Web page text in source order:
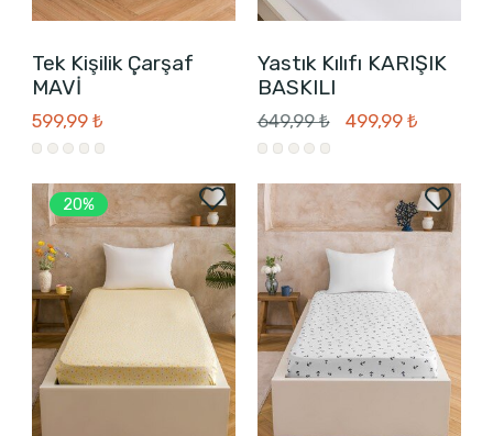
Tek Kişilik Çarşaf
MAVİ
599,99 ₺
Yastık Kılıfı KARIŞIK
BASKILI
649,99 ₺ 499,99 ₺
20%